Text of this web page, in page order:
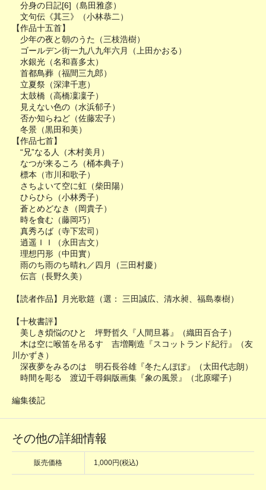
分身の日記[6]（島田雅彦）
文句伝《其三》（小林恭二）
【作品十五首】
少年の夜と朝のうた（三枝浩樹）
ゴールデン街一九八九年六月（上田かおる）
水銀光（名和喜多太）
首都鳥葬（福間三九郎）
立夏祭（深津千恵）
太鼓橋（高橋凜凜子）
見えない色の（水浜郁子）
否か知らねど（佐藤宏子）
冬景（黒田和美）
【作品七首】
“兄”なる人（木村美月）
なつが来るころ（桶本典子）
標本（市川和歌子）
さちよいて空に虹（柴田陽）
ひらひら（小林秀子）
蒼とめどなき（岡貴子）
時を食む（藤岡巧）
真秀ろば（寺下宏司）
逍遥ＩＩ（永田吉文）
理想円形（中田實）
雨のち雨のち晴れ／四月（三田村慶）
伝言（長野久美）
【読者作品】月光歌筵（選： 三田誠広、清水昶、福島泰樹）
【十枚書評】
美しき煩悩のひと 坪野哲久『人間旦暮』（織田百合子）
木は空に喉笛を吊るす 吉増剛造『スコットランド紀行』（友
川かずき）
深夜夢をみるのは 明石長谷雄『冬たんぽぽ』（太田代志朗）
時間を彫る 渡辺千尋銅版画集『象の風景』（北原曜子）
編集後記
その他の詳細情報
販売価格 1,000円(税込)